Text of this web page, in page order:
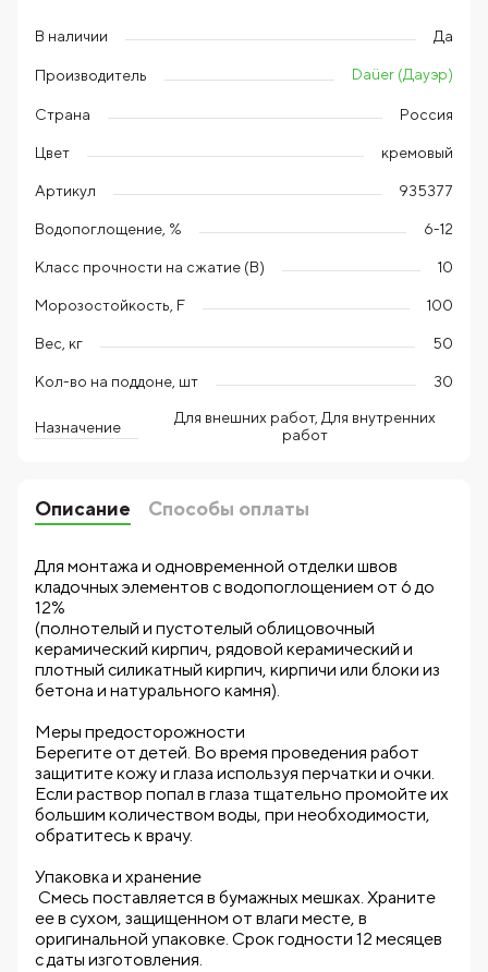
В наличии Да
Производитель Daüer (Дауэр)
Страна Россия
Цвет кремовый
Артикул 935377
Водопоглощение, % 6-12
Класс прочности на сжатие (В) 10
Морозостойкость, F 100
Вес, кг 50
Кол-во на поддоне, шт 30
Назначение
Для внешних работ, Для внутренних
работ
Описание Способы оплаты
Для монтажа и одновременной отделки швов
кладочных элементов с водопоглощением от 6 до
12%
(полнотелый и пустотелый облицовочный
керамический кирпич, рядовой керамический и
плотный силикатный кирпич, кирпичи или блоки из
бетона и натурального камня).
Меры предосторожности
Берегите от детей. Во время проведения работ
защитите кожу и глаза используя перчатки и очки.
Если раствор попал в глаза тщательно промойте их
большим количеством воды, при необходимости,
обратитесь к врачу.
Упаковка и хранение
Смесь поставляется в бумажных мешках. Храните
ее в сухом, защищенном от влаги месте, в
оригинальной упаковке. Срок годности 12 месяцев
с даты изготовления.